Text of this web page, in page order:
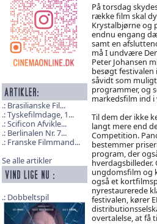
Brasilianske Fil...
Tyskefilmdage, 1...
Scificon Afvikle...
Berlinalen Nr. 7...
Franske Filmmand...
Se alle artikler
Dobbeltspil
På torsdag
række film skal
Krystalbjørne og
endnu engang
samt en
må I undvære
Peter Johansen
besøgt festivalen
såvidt som
programmer, og
markedsfilm ind
Til dem der ikke
langt mere end
Competition.
bestemmer
program, der
ungdomsfilm og
også et
nyrestaurerede
festivalen, kører
overtalelse, at få